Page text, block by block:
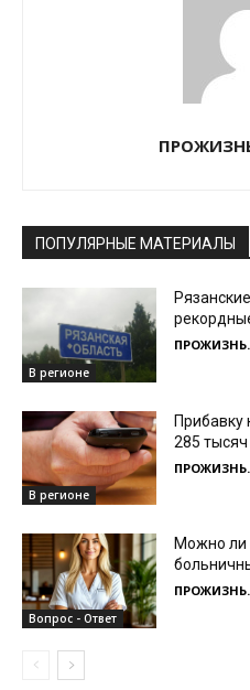
ПОПУЛЯРНЫЕ МАТЕРИАЛЫ
В регионе
В регионе
Прибавку
285
Вопрос - Ответ
Можно ли